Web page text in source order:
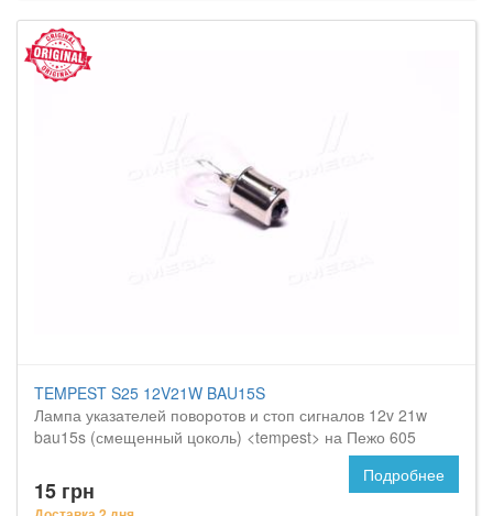
TEMPEST S25 12V21W BAU15S
Лампа указателей поворотов и стоп сигналов 12v 21w
bau15s (смещенный цоколь) <tempest> на Пежо 605
15 грн
Подробнее